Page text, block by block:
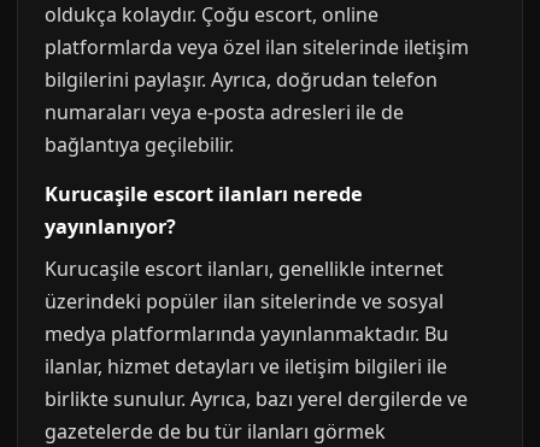
oldukça kolaydır. Çoğu escort, online
platformlarda veya özel ilan sitelerinde iletişim
bilgilerini paylaşır. Ayrıca, doğrudan telefon
numaraları veya e-posta adresleri ile de
bağlantıya geçilebilir.
Kurucaşile escort ilanları nerede
yayınlanıyor?
Kurucaşile escort ilanları, genellikle internet
üzerindeki popüler ilan sitelerinde ve sosyal
medya platformlarında yayınlanmaktadır. Bu
ilanlar, hizmet detayları ve iletişim bilgileri ile
birlikte sunulur. Ayrıca, bazı yerel dergilerde ve
gazetelerde de bu tür ilanları görmek